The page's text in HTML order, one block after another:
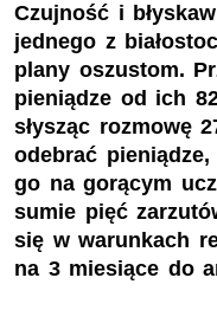
Czujność i
jednego z
plany oszustom.
pieniądze od ich
słysząc rozmowę
odebrać
go na gorącym
sumie pięć
się w warunkach
na 3 miesiące do